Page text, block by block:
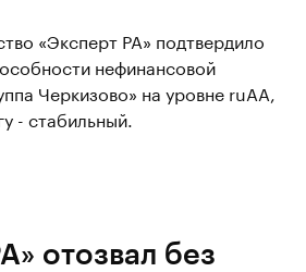
«Эксперт РА» подтвердило
нефинансовой
Черкизово» на уровне ruAА,
- стабильный.
отозвал без